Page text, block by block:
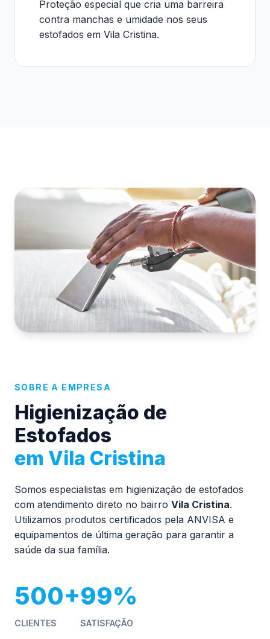
Proteção especial que cria uma barreira
contra manchas e umidade nos seus
estofados em Vila Cristina.
SOBRE A EMPRESA
Higienização de
Estofados
em Vila Cristina
Somos especialistas em higienização de estofados
com atendimento direto no bairro Vila Cristina.
Utilizamos produtos certificados pela ANVISA e
equipamentos de última geração para garantir a
saúde da sua família.
500+
CLIENTES
99%
SATISFAÇÃO